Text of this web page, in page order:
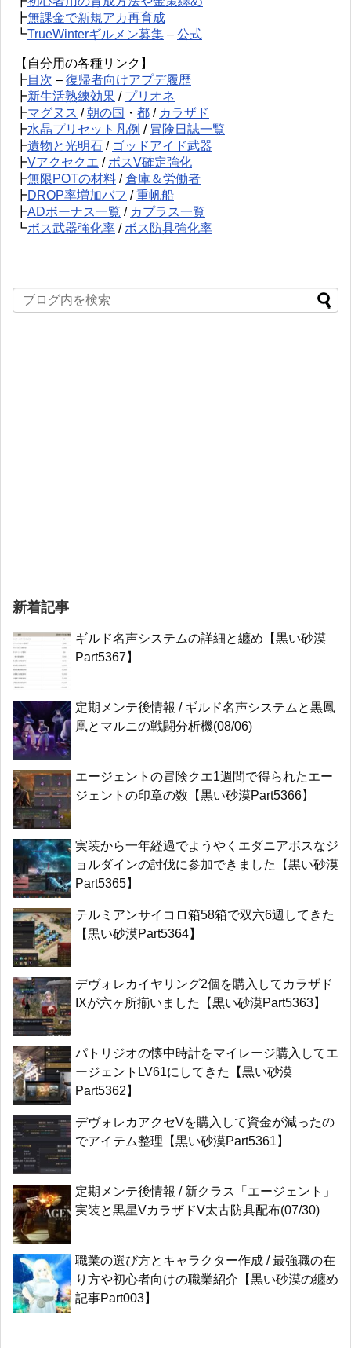
┣無課金で新規アカ再育成
┗TrueWinterギルメン募集 – 公式
【自分用の各種リンク】
┣目次 – 復帰者向けアプデ履歴
┣新生活熟練効果 / プリオネ
┣マグヌス /朝の国 ・ 都 / カラザド
┣水晶プリセット凡例 / 冒険日誌一覧
┣遺物と光明石 / ゴッドアイド武器
┣Vアクセクエ / ボスV確定強化
┣無限POTの材料 /倉庫＆労働者
┣DROP率増加バフ /重帆船
┣ADボーナス一覧 / カプラス一覧
┗ボス武器強化率 / ボス防具強化率
新着記事
ギルド名声システムの詳細と纏め【黒い砂漠
Part5367】
定期メンテ後情報 / ギルド名声システムと黒鳳
凰とマルニの戦闘分析機(08/06)
エージェントの冒険クエ1週間で得られたエー
ジェントの印章の数【黒い砂漠Part5366】
実装から一年経過でようやくエダニアボスなジ
ョルダインの討伐に参加できました【黒い砂漠
Part5365】
テルミアンサイコロ箱58箱で双六6週してきた
【黒い砂漠Part5364】
デヴォレカイヤリング2個を購入してカラザド
IXが六ヶ所揃いました【黒い砂漠Part5363】
パトリジオの懐中時計をマイレージ購入してエ
ージェントLV61にしてきた【黒い砂漠
Part5362】
デヴォレカアクセVを購入して資金が減ったの
でアイテム整理【黒い砂漠Part5361】
定期メンテ後情報 / 新クラス「エージェント」
実装と黒星VカラザドV太古防具配布(07/30)
職業の選び方とキャラクター作成 / 最強職の在
り方や初心者向けの職業紹介【黒い砂漠の纏め
記事Part003】